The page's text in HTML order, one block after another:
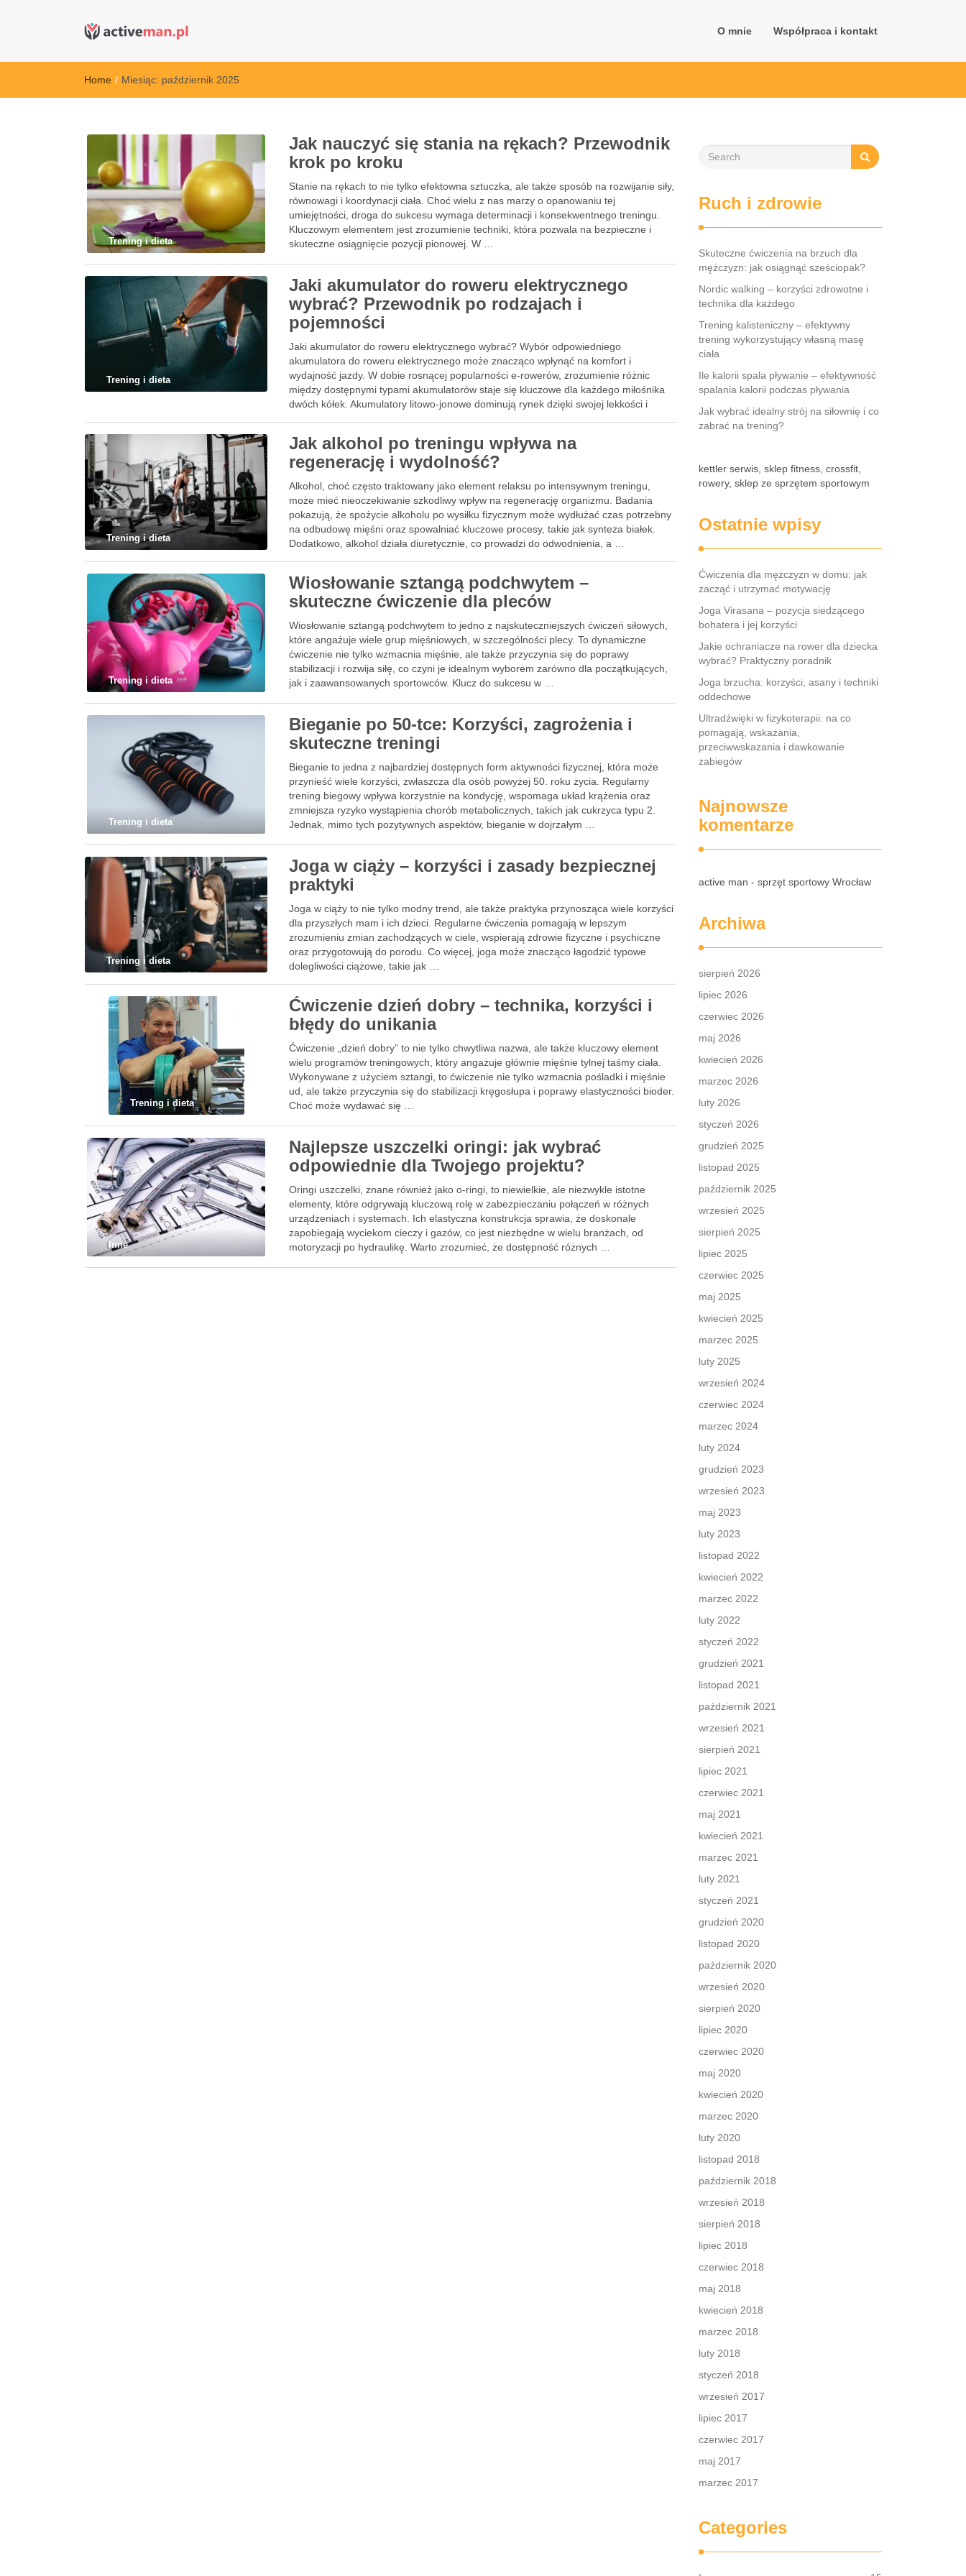
kettler serwis, sklep fitness, crossfit, rowery, sklep ze sprzętem sportowym
O mnie Współpraca i kontakt
Home / Miesiąc: październik 2025
Trening i dieta
Jak nauczyć się stania na rękach? Przewodnik
krok po kroku
Stanie na rękach to nie tylko efektowna sztuczka, ale także sposób na rozwijanie siły,
równowagi i koordynacji ciała. Choć wielu z nas marzy o opanowaniu tej
umiejętności, droga do sukcesu wymaga determinacji i konsekwentnego treningu.
Kluczowym elementem jest zrozumienie techniki, która pozwala na bezpieczne i
skuteczne osiągnięcie pozycji pionowej. W …
Trening i dieta
Jaki akumulator do roweru elektrycznego
wybrać? Przewodnik po rodzajach i
pojemności
Jaki akumulator do roweru elektrycznego wybrać? Wybór odpowiedniego
akumulatora do roweru elektrycznego może znacząco wpłynąć na komfort i
wydajność jazdy. W dobie rosnącej popularności e-rowerów, zrozumienie różnic
między dostępnymi typami akumulatorów staje się kluczowe dla każdego miłośnika
dwóch kółek. Akumulatory litowo-jonowe dominują rynek dzięki swojej lekkości i
Trening i dieta
Jak alkohol po treningu wpływa na
regenerację i wydolność?
Alkohol, choć często traktowany jako element relaksu po intensywnym treningu,
może mieć nieoczekiwanie szkodliwy wpływ na regenerację organizmu. Badania
pokazują, że spożycie alkoholu po wysiłku fizycznym może wydłużać czas potrzebny
na odbudowę mięśni oraz spowalniać kluczowe procesy, takie jak synteza białek.
Dodatkowo, alkohol działa diuretycznie, co prowadzi do odwodnienia, a …
Trening i dieta
Wiosłowanie sztangą podchwytem –
skuteczne ćwiczenie dla pleców
Wiosłowanie sztangą podchwytem to jedno z najskuteczniejszych ćwiczeń siłowych,
które angażuje wiele grup mięśniowych, w szczególności plecy. To dynamiczne
ćwiczenie nie tylko wzmacnia mięśnie, ale także przyczynia się do poprawy
stabilizacji i rozwija siłę, co czyni je idealnym wyborem zarówno dla początkujących,
jak i zaawansowanych sportowców. Klucz do sukcesu w …
Trening i dieta
Bieganie po 50-tce: Korzyści, zagrożenia i
skuteczne treningi
Bieganie to jedna z najbardziej dostępnych form aktywności fizycznej, która może
przynieść wiele korzyści, zwłaszcza dla osób powyżej 50. roku życia. Regularny
trening biegowy wpływa korzystnie na kondycję, wspomaga układ krążenia oraz
zmniejsza ryzyko wystąpienia chorób metabolicznych, takich jak cukrzyca typu 2.
Jednak, mimo tych pozytywnych aspektów, bieganie w dojrzałym …
Trening i dieta
Joga w ciąży – korzyści i zasady bezpiecznej
praktyki
Joga w ciąży to nie tylko modny trend, ale także praktyka przynosząca wiele korzyści
dla przyszłych mam i ich dzieci. Regularne ćwiczenia pomagają w lepszym
zrozumieniu zmian zachodzących w ciele, wspierają zdrowie fizyczne i psychiczne
oraz przygotowują do porodu. Co więcej, joga może znacząco łagodzić typowe
dolegliwości ciążowe, takie jak …
Trening i dieta
Ćwiczenie dzień dobry – technika, korzyści i
błędy do unikania
Ćwiczenie „dzień dobry” to nie tylko chwytliwa nazwa, ale także kluczowy element
wielu programów treningowych, który angażuje głównie mięśnie tylnej taśmy ciała.
Wykonywane z użyciem sztangi, to ćwiczenie nie tylko wzmacnia pośladki i mięśnie
ud, ale także przyczynia się do stabilizacji kręgosłupa i poprawy elastyczności bioder.
Choć może wydawać się …
Inne
Najlepsze uszczelki oringi: jak wybrać
odpowiednie dla Twojego projektu?
Oringi uszczelki, znane również jako o-ringi, to niewielkie, ale niezwykle istotne
elementy, które odgrywają kluczową rolę w zabezpieczaniu połączeń w różnych
urządzeniach i systemach. Ich elastyczna konstrukcja sprawia, że doskonale
zapobiegają wyciekom cieczy i gazów, co jest niezbędne w wielu branżach, od
motoryzacji po hydraulikę. Warto zrozumieć, że dostępność różnych …
Ruch i zdrowie
Skuteczne ćwiczenia na brzuch dla
mężczyzn: jak osiągnąć sześciopak?
Nordic walking – korzyści zdrowotne i
technika dla każdego
Trening kalisteniczny – efektywny
trening wykorzystujący własną masę
ciała
Ile kalorii spala pływanie – efektywność
spalania kalorii podczas pływania
Jak wybrać idealny strój na siłownię i co
zabrać na trening?
kettler serwis, sklep fitness, crossfit,
rowery, sklep ze sprzętem sportowym
Ostatnie wpisy
Ćwiczenia dla mężczyzn w domu: jak
zacząć i utrzymać motywację
Joga Virasana – pozycja siedzącego
bohatera i jej korzyści
Jakie ochraniacze na rower dla dziecka
wybrać? Praktyczny poradnik
Joga brzucha: korzyści, asany i techniki
oddechowe
Ultradźwięki w fizykoterapii: na co
pomagają, wskazania,
przeciwwskazania i dawkowanie
zabiegów
Najnowsze
komentarze
active man - sprzęt sportowy Wrocław
Archiwa
sierpień 2026
lipiec 2026
czerwiec 2026
maj 2026
kwiecień 2026
marzec 2026
luty 2026
styczeń 2026
grudzień 2025
listopad 2025
październik 2025
wrzesień 2025
sierpień 2025
lipiec 2025
czerwiec 2025
maj 2025
kwiecień 2025
marzec 2025
luty 2025
wrzesień 2024
czerwiec 2024
marzec 2024
luty 2024
grudzień 2023
wrzesień 2023
maj 2023
luty 2023
listopad 2022
kwiecień 2022
marzec 2022
luty 2022
styczeń 2022
grudzień 2021
listopad 2021
październik 2021
wrzesień 2021
sierpień 2021
lipiec 2021
czerwiec 2021
maj 2021
kwiecień 2021
marzec 2021
luty 2021
styczeń 2021
grudzień 2020
listopad 2020
październik 2020
wrzesień 2020
sierpień 2020
lipiec 2020
czerwiec 2020
maj 2020
kwiecień 2020
marzec 2020
luty 2020
listopad 2018
październik 2018
wrzesień 2018
sierpień 2018
lipiec 2018
czerwiec 2018
maj 2018
kwiecień 2018
marzec 2018
luty 2018
styczeń 2018
wrzesień 2017
lipiec 2017
czerwiec 2017
maj 2017
marzec 2017
Categories